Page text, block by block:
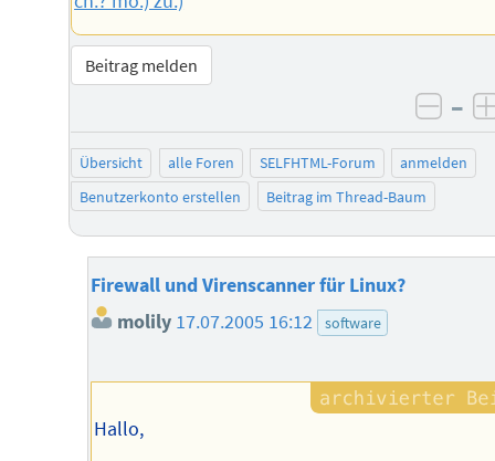
Beitrag melden
–
Übersicht alle Foren SELFHTML-Forum
anmelden
Benutzerkonto erstellen
Beitrag im Thread-Baum
Firewall und Virenscanner für Linux?
molily 17.07.2005 16:12 software
Hallo,